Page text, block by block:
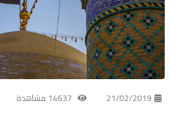
21/02/2019